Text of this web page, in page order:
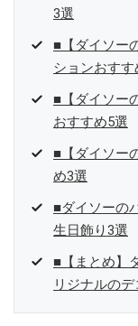
3選
■【ダイソー
ションおすす
■【ダイソー
おすすめ5選
■【ダイソー
め3選
■ダイソーの
生日飾り3選
■【まとめ】
リジナルの